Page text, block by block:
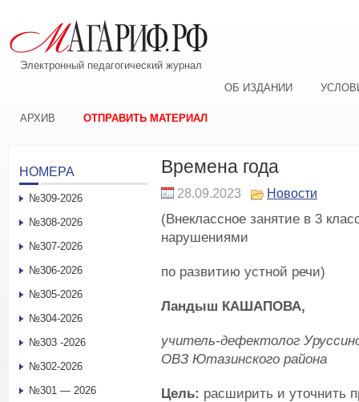
Электронный педагогический журнал
ОБ ИЗДАНИИ
АРХИВ ОТПРАВИТЬ МАТЕРИАЛ
Времена года
28.09.2023 Новости
(Внеклассное занятие в 3
нарушениями
по развитию устной речи)
Ландыш КАШАПОВА,
учитель-дефектолог
ОВЗ Ютазинского района
Цель: расширить и уточнить
НОМЕРА
№309-2026
№308-2026
№307-2026
№306-2026
№305-2026
№304-2026
№303 -2026
№302-2026
№301 — 2026